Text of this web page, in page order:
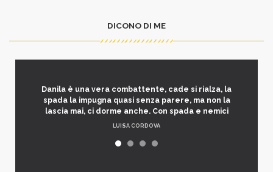
DICONO DI ME
Danila è una vera combattente, cade si rialza, la
spada la impugna quasi senza parere, ma non la
lascia mai, ci dorme anche. Con spada e nemici
LUISA CORDOVA